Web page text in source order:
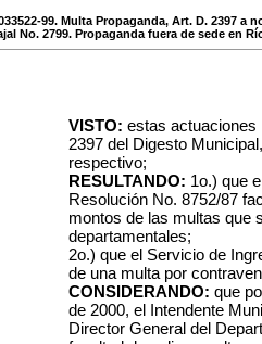
99. Multa Propaganda, Art. D. 2397 a
No. 2799. Propaganda fuera de sede en
VISTO: estas actuaciones
2397 del Digesto
respectivo;
RESULTANDO: 1o.) que
Resolución No. 8752/87
montos de las multas que
departamentales;
2o.) que el Servicio de
de una multa por
CONSIDERANDO: que
de 2000, el Intendente
Director General del